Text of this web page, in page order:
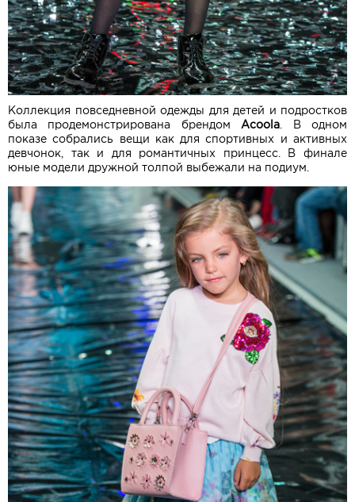
Коллекция повседневной одежды для детей и подростков
была продемонстрирована брендом Acoola . В одном
показе собрались вещи как для спортивных и активных
девчонок, так и для романтичных принцесс. В финале
юные модели дружной толпой выбежали на подиум.